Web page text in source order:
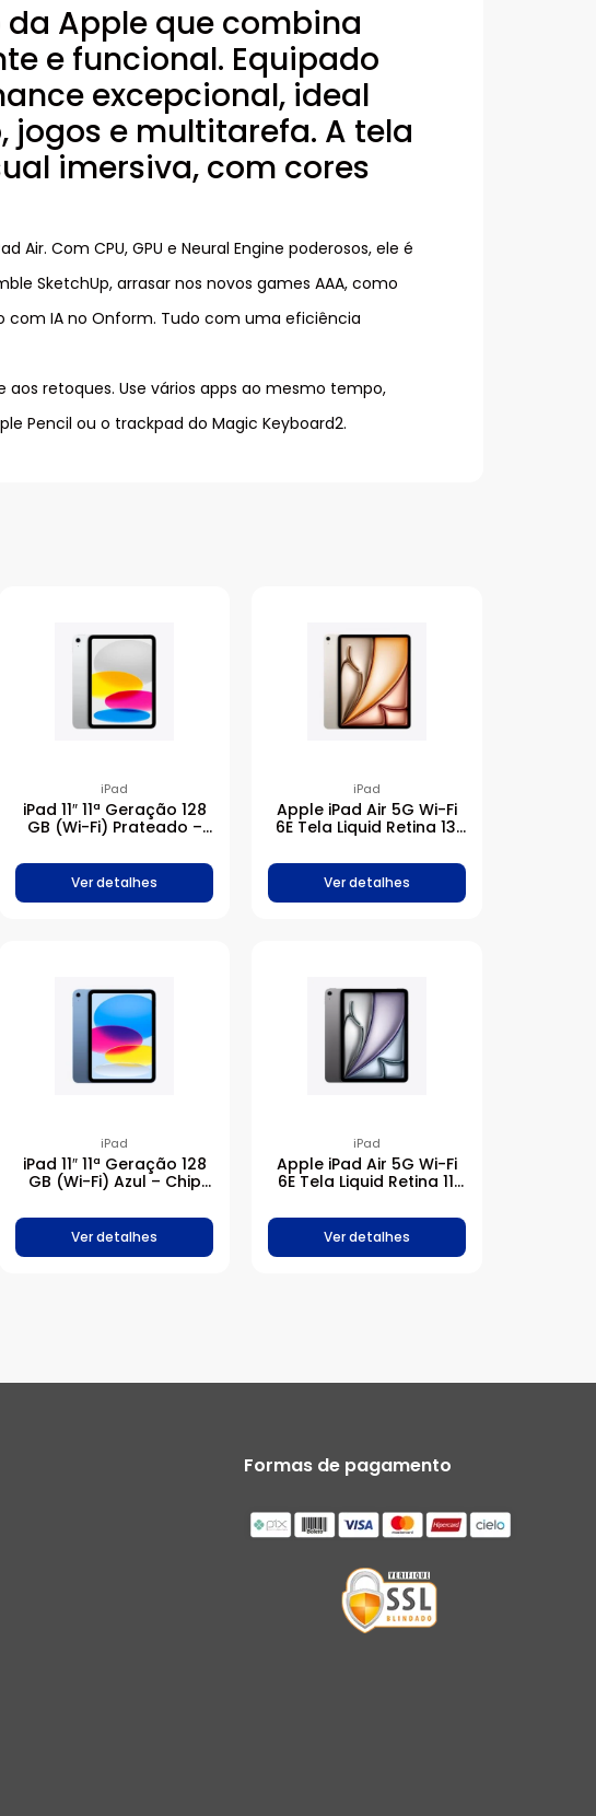
Apple que combina
e funcional. Equipado
excepcional, ideal
e multitarefa. A tela
imersiva, com cores
Com CPU, GPU e Neural Engine poderosos, ele é
SketchUp, arrasar nos novos games AAA, como
com IA no Onform. Tudo com uma eficiência
retoques. Use vários apps ao mesmo tempo,
Pencil ou o trackpad do Magic Keyboard2.
iPad
iPad 11″ 11ª Geração 128
GB (Wi-Fi) Prateado –
Ver detalhes
iPad
Apple iPad Air 5G Wi-Fi
6E Tela Liquid Retina 13′
Ver detalhes
iPad
iPad 11″ 11ª Geração 128
GB (Wi-Fi) Azul – Chip
Ver detalhes
iPad
Apple iPad Air 5G Wi-Fi
6E Tela Liquid Retina 11′
espacial
Ver detalhes
Formas de pagamento